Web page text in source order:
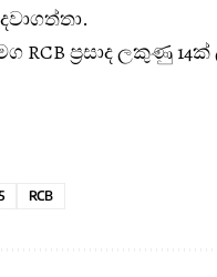
RCB ප්‍රසාද ලකුණු
RCB